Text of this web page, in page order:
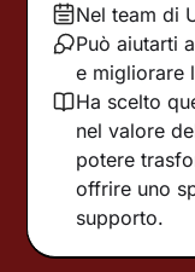
Nel team di
Può aiutarti
e migliorare
Ha scelto
nel valore
potere
offrire uno
supporto.